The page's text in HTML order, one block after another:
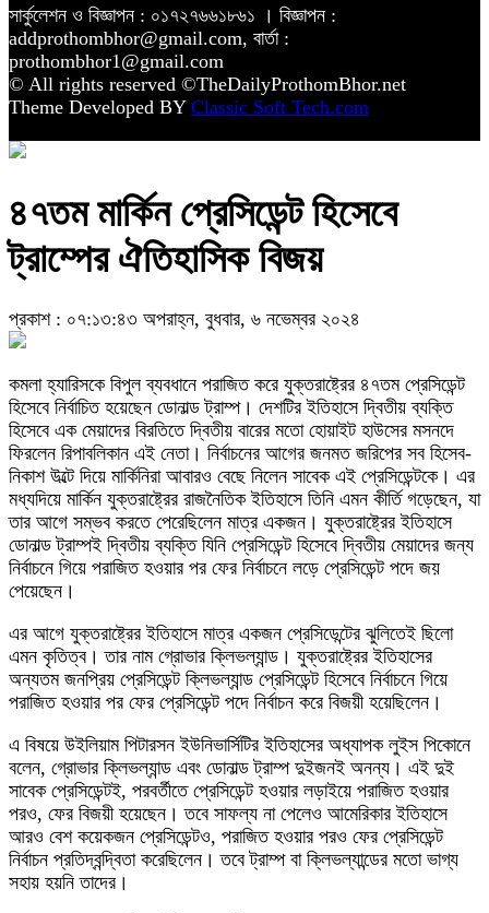
সার্কুলেশন ও বিজ্ঞাপন : ০১৭২৭৬৬১৮৬১ । বিজ্ঞাপন :
addprothombhor@gmail.com, বার্তা :
prothombhor1@gmail.com
© All rights reserved ©TheDailyProthomBhor.net
Theme Developed BY Classic Soft Tech.com
৪৭তম মার্কিন প্রেসিডেন্ট হিসেবে
ট্রাম্পের ঐতিহাসিক বিজয়
প্রকাশ : ০৭:১৩:৪৩ অপরাহ্ন, বুধবার, ৬ নভেম্বর ২০২৪
কমলা হ্যারিসকে বিপুল ব্যবধানে পরাজিত করে যুক্তরাষ্ট্রের ৪৭তম প্রেসিডেন্ট
হিসেবে নির্বাচিত হয়েছেন ডোনাল্ড ট্রাম্প। দেশটির ইতিহাসে দ্বিতীয় ব্যক্তি
হিসেবে এক মেয়াদের বিরতিতে দ্বিতীয় বারের মতো হোয়াইট হাউসের মসনদে
ফিরলেন রিপাবলিকান এই নেতা। নির্বাচনের আগের জনমত জরিপের সব হিসেব-
নিকাশ উল্টে দিয়ে মার্কিনিরা আবারও বেছে নিলেন সাবেক এই প্রেসিডেন্টকে। এর
মধ্যদিয়ে মার্কিন যুক্তরাষ্ট্রের রাজনৈতিক ইতিহাসে তিনি এমন কীর্তি গড়েছেন, যা
তার আগে সম্ভব করতে পেরেছিলেন মাত্র একজন। যুক্তরাষ্ট্রের ইতিহাসে
ডোনাল্ড ট্রাম্পই দ্বিতীয় ব্যক্তি যিনি প্রেসিডেন্ট হিসেবে দ্বিতীয় মেয়াদের জন্য
নির্বাচনে গিয়ে পরাজিত হওয়ার পর ফের নির্বাচনে লড়ে প্রেসিডেন্ট পদে জয়
পেয়েছেন।
এর আগে যুক্তরাষ্ট্রের ইতিহাসে মাত্র একজন প্রেসিডেন্টের ঝুলিতেই ছিলো
এমন কৃতিত্ব। তার নাম গ্রোভার ক্লিভল্যান্ড। যুক্তরাষ্ট্রের ইতিহাসের
অন্যতম জনপ্রিয় প্রেসিডেন্ট ক্লিভল্যান্ড প্রেসিডেন্ট হিসেবে নির্বাচনে গিয়ে
পরাজিত হওয়ার পর ফের প্রেসিডেন্ট পদে নির্বাচন করে বিজয়ী হয়েছিলেন।
এ বিষয়ে উইলিয়াম পিটারসন ইউনিভার্সিটির ইতিহাসের অধ্যাপক লুইস পিকোনে
বলেন, গ্রোভার ক্লিভল্যান্ড এবং ডোনাল্ড ট্রাম্প দুইজনই অনন্য। এই দুই
সাবেক প্রেসিডেন্টই, পরবর্তীতে প্রেসিডেন্ট হওয়ার লড়াইয়ে পরাজিত হওয়ার
পরও, ফের বিজয়ী হয়েছেন। তবে সাফল্য না পেলেও আমেরিকার ইতিহাসে
আরও বেশ কয়েকজন প্রেসিডেন্টও, পরাজিত হওয়ার পরও ফের প্রেসিডেন্ট
নির্বাচন প্রতিদ্বন্দ্বিতা করেছিলেন। তবে ট্রাম্প বা ক্লিভল্যান্ডের মতো ভাগ্য
সহায় হয়নি তাদের।